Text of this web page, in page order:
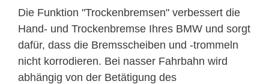
Die Funktion "Trockenbremsen" verbessert die
Hand- und Trockenbremse Ihres BMW und sorgt
dafür, dass die Bremsscheiben und -trommeln
nicht korrodieren. Bei nasser Fahrbahn wird
abhängig von der Betätigung des